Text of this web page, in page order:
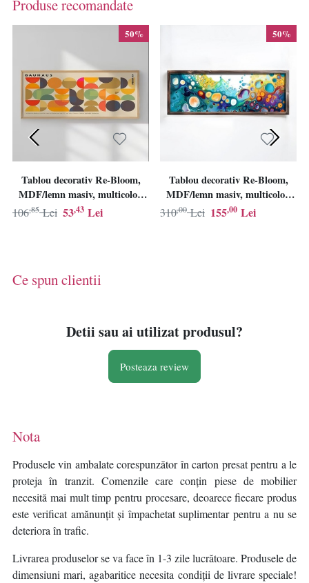
Produse recomandate
50%
Tablou decorativ Re-Bloom,
MDF/lemn masiv, multicolor,
50 x 120 cm
53,43 Lei
106,85 Lei
50%
Tablou decorativ Re-Bloom,
MDF/lemn masiv, multicolor,
40 x 120 x 3,5 cm
155,00 Lei
310,00 Lei
Ce spun clientii
Detii sau ai utilizat produsul?
Posteaza review
Nota
Produsele vin ambalate corespunzător în carton presat pentru a le
proteja în tranzit. Comenzile care conțin piese de mobilier
necesită mai mult timp pentru procesare, deoarece fiecare produs
este verificat amănunțit și împachetat suplimentar pentru a nu se
deteriora în trafic.
Livrarea produselor se va face în 1-3 zile lucrătoare. Produsele de
dimensiuni mari, agabaritice necesita condiții de livrare speciale!